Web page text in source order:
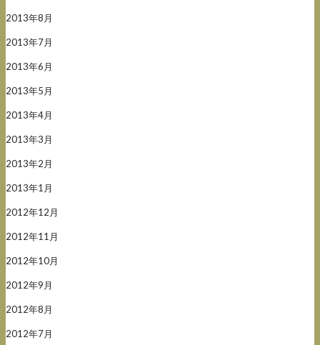
2013年8月
2013年7月
2013年6月
2013年5月
2013年4月
2013年3月
2013年2月
2013年1月
2012年12月
2012年11月
2012年10月
2012年9月
2012年8月
2012年7月